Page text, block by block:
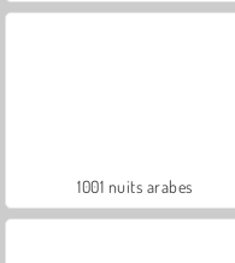
1001 nuits arabes